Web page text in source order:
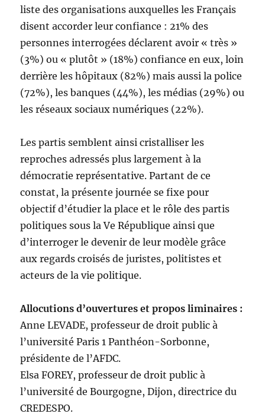
liste des organisations auxquelles les Français
disent accorder leur confiance : 21% des
personnes interrogées déclarent avoir « très »
(3%) ou « plutôt » (18%) confiance en eux, loin
derrière les hôpitaux (82%) mais aussi la police
(72%), les banques (44%), les médias (29%) ou
les réseaux sociaux numériques (22%).
Les partis semblent ainsi cristalliser les
reproches adressés plus largement à la
démocratie représentative. Partant de ce
constat, la présente journée se fixe pour
objectif d’étudier la place et le rôle des partis
politiques sous la Ve République ainsi que
d’interroger le devenir de leur modèle grâce
aux regards croisés de juristes, politistes et
acteurs de la vie politique.
Allocutions d’ouvertures et propos liminaires :
Anne LEVADE, professeur de droit public à
l’université Paris 1 Panthéon-Sorbonne,
présidente de l’AFDC.
Elsa FOREY, professeur de droit public à
l’université de Bourgogne, Dijon, directrice du
CREDESPO.